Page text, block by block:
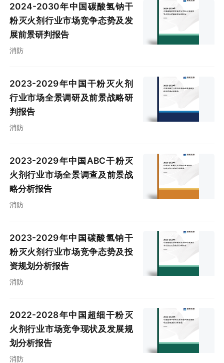
2024-2030年中国碳酸氢钠干
粉灭火剂行业市场竞争态势及发
展前景研判报告
消防
2023-2029年中国干粉灭火剂
行业市场全景调研及前景战略研
判报告
消防
2023-2029年中国ABC干粉灭
火剂行业市场全景调查及前景战
略分析报告
消防
2023-2029年中国碳酸氢钠干
粉灭火剂行业市场竞争态势及投
资规划分析报告
消防
2022-2028年中国超细干粉灭
火剂行业市场竞争现状及发展规
划分析报告
消防